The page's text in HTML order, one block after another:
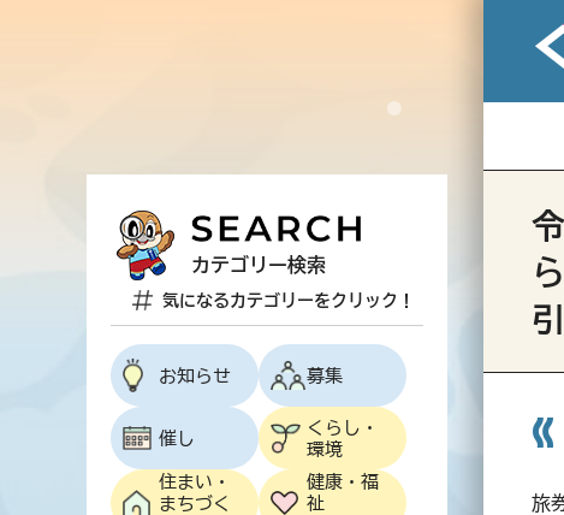
旅
カテゴリー検索
気になるカテゴリーをクリック！
お知らせ 募集
催し
くらし・
環境
住まい・
まちづく
健康・福
祉